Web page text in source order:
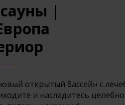
|
открытый бассейн с
и насладитесь